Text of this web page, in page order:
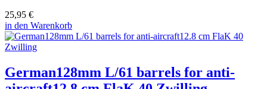
25,95 €
in den Warenkorb
German128mm L/61 barrels for anti-